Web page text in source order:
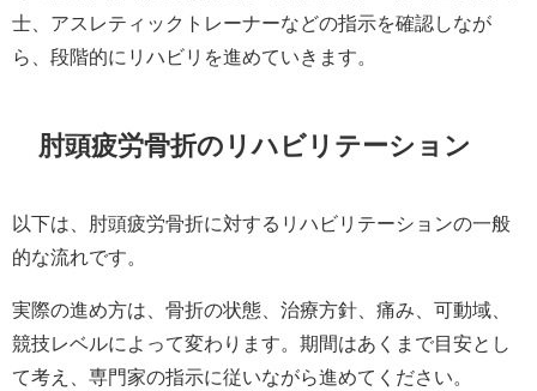
士、アスレティックトレーナーなどの指示を確認しなが
ら、段階的にリハビリを進めていきます。
肘頭疲労骨折のリハビリテーション
以下は、肘頭疲労骨折に対するリハビリテーションの一般
的な流れです。
実際の進め方は、骨折の状態、治療方針、痛み、可動域、
競技レベルによって変わります。期間はあくまで目安とし
て考え、専門家の指示に従いながら進めてください。